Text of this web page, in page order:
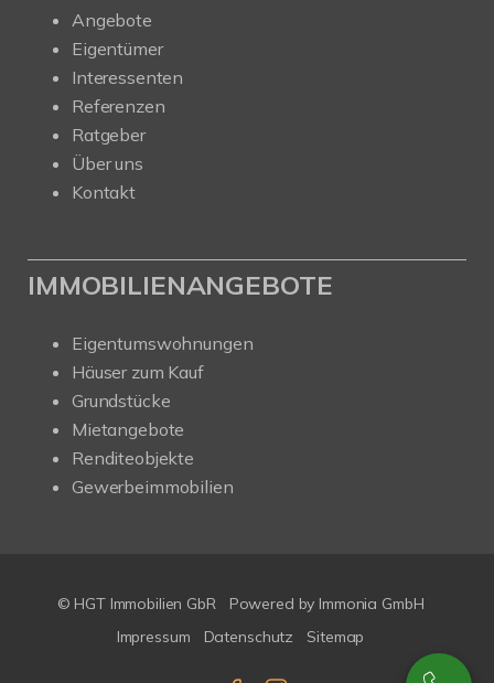
Angebote
Eigentümer
Interessenten
Referenzen
Ratgeber
Über uns
Kontakt
IMMOBILIENANGEBOTE
Eigentumswohnungen
Häuser zum Kauf
Grundstücke
Mietangebote
Renditeobjekte
Gewerbeimmobilien
© HGT Immobilien GbR
Powered by Immonia GmbH
Impressum
Datenschutz Sitemap